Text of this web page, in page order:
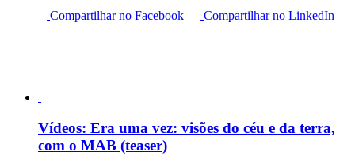
Compartilhar no Facebook Compartilhar no LinkedIn
Vídeos: Era uma vez: visões do céu e da terra,
com o MAB (teaser)